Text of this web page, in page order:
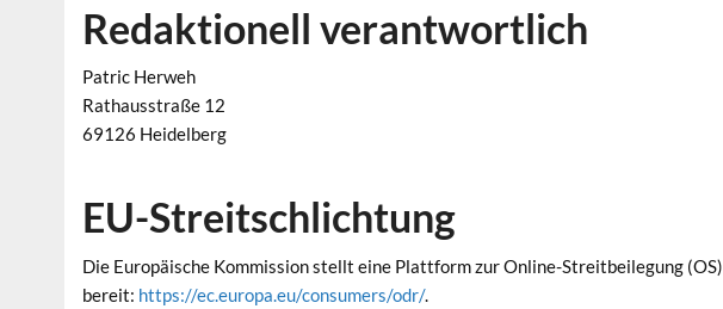
Redaktionell verantwortlich
Patric Herweh
Rathausstraße 12
69126 Heidelberg
EU-Streitschlichtung
Die Europäische Kommission stellt eine Plattform zur Online-Streitbeilegung (OS)
bereit: https://ec.europa.eu/consumers/odr/.